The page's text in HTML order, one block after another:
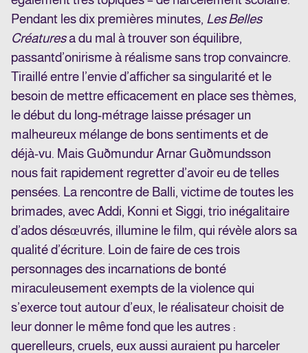
Pendant les dix premières minutes, Les Belles
Créaturesa du mal à trouver son équilibre,
passantd’onirisme à réalisme sans trop convaincre.
Tiraillé entre l’envie d’afficher sa singularité et le
besoin de mettre efficacement en place ses thèmes,
le début du long-métrage laisse présager un
malheureux mélange de bons sentiments et de
déjà-vu. Mais Guðmundur Arnar Guðmundsson
nous fait rapidement regretter d’avoir eu de telles
pensées. La rencontre de Balli, victime de toutes les
brimades, avec Addi, Konni et Siggi, trio inégalitaire
d’ados désœuvrés, illumine le film, qui révèle alors sa
qualité d’écriture. Loin de faire de ces trois
personnages des incarnations de bonté
miraculeusement exempts de la violence qui
s’exerce tout autour d’eux, le réalisateur choisit de
leur donner le même fond que les autres :
querelleurs, cruels, eux aussi auraient pu harceler